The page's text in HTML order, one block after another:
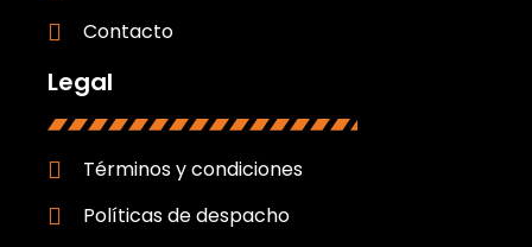
Contacto
Legal
Términos y condiciones
Políticas de despacho